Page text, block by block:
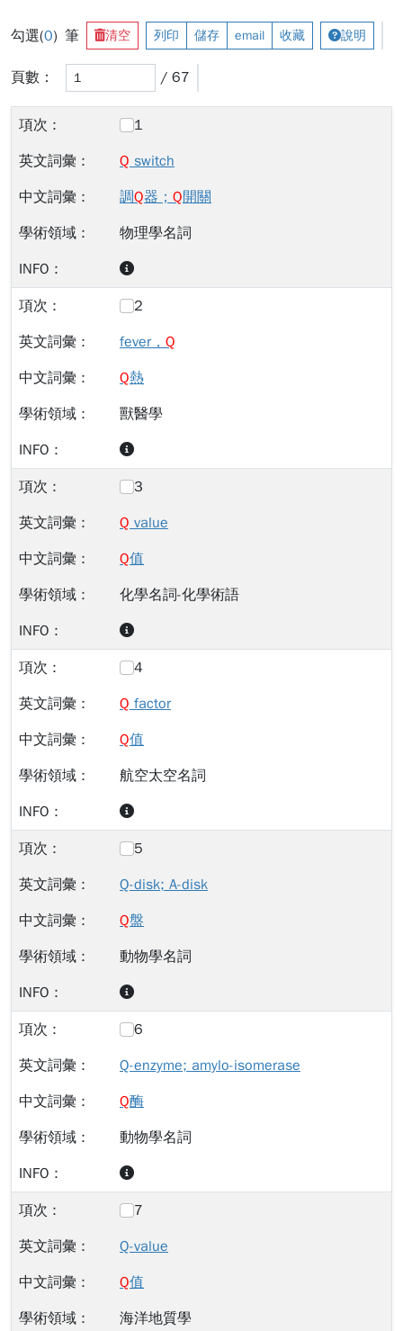
勾選(0) 筆 清空 列印 儲存 email 收藏 說明
頁數： / 67
1
Q switch
調Q器； Q開關
物理學名詞
2
fever， Q
Q熱
獸醫學
3
Q value
Q值
化學名詞-化學術語
4
Q factor
Q值
航空太空名詞
5
Q-disk; A-disk
Q盤
動物學名詞
6
Q-enzyme; amylo-isomerase
Q酶
動物學名詞
7
Q-value
Q值
海洋地質學